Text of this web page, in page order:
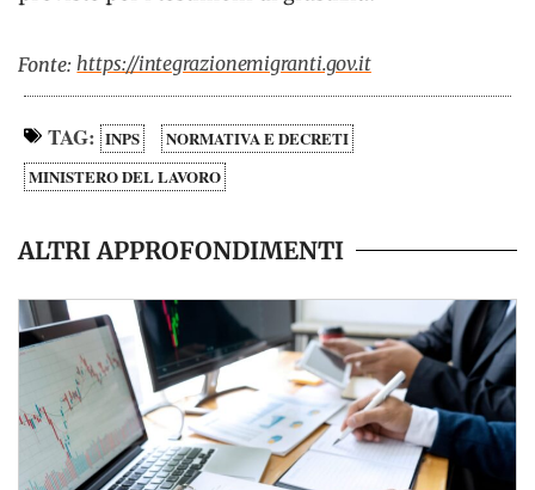
Fonte: https://integrazionemigranti.gov.it
TAG: INPS
NORMATIVA E DECRETI
MINISTERO DEL LAVORO
ALTRI APPROFONDIMENTI